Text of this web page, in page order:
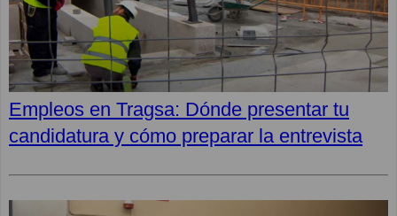
Empleos en Tragsa: Dónde presentar tu
candidatura y cómo preparar la entrevista